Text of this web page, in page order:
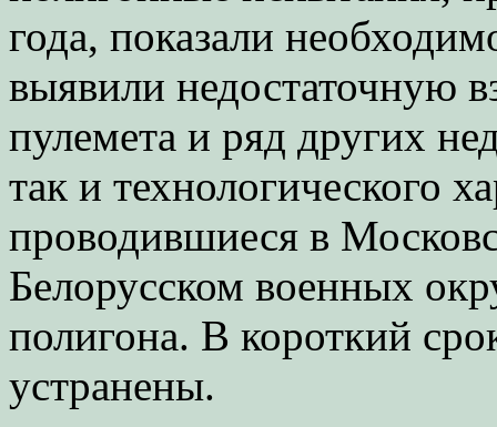
года, показали
выявили недостаточную
пулемета и ряд других
так и технологического
проводившиеся в
Белорусском военных
полигона. В короткий
устранены.